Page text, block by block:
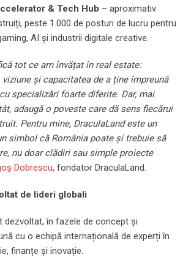
& Tech Hub – aproximativ
peste 1.000 de posturi de lucru pentru
AI și industrii digitale creative.
tot ce am învățat în real estate:
și capacitatea de a ține împreună
specializări foarte diferite. Dar, mai
adaugă o poveste care dă sens fiecărui
Pentru mine, DraculaLand este un
simbol că România poate și trebuie să
nu doar clădiri sau simple proiecte
Dobrescu, fondator DraculaLand.
de lideri globali
dezvoltat, în fazele de concept și
cu o echipă internațională de experți în
finanțe și inovație.